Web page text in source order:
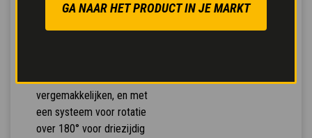
GA NAAR HET PRODUCT IN JE MARKT
DRIEZIJDIG LOSSEN
het lossen te
vergemakkelijken, en met
een systeem voor rotatie
over 180° voor driezijdig